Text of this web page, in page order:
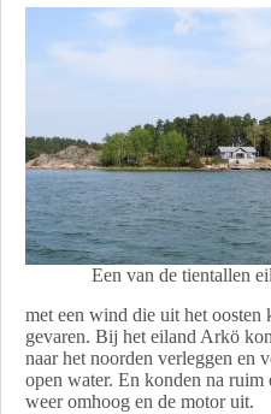
Een van de tientallen
met een wind die uit het oosten
gevaren. Bij het eiland Arkö
naar het noorden verleggen en
open water. En konden na ruim
weer omhoog en de motor uit.